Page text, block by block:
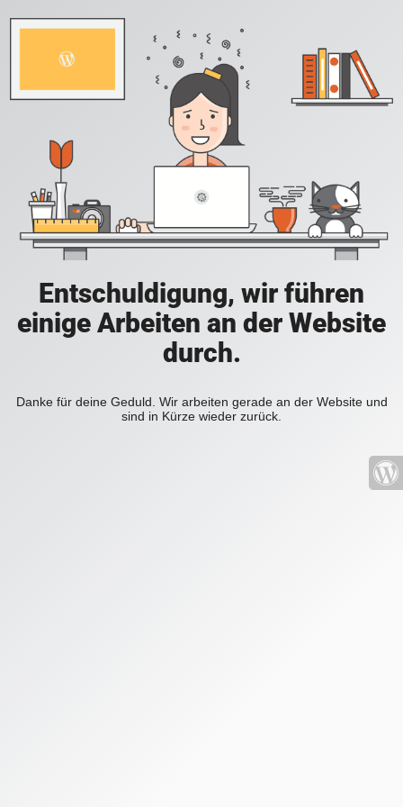
Entschuldigung, wir führen
einige Arbeiten an der Website
durch.
Danke für deine Geduld. Wir arbeiten gerade an der Website und
sind in Kürze wieder zurück.